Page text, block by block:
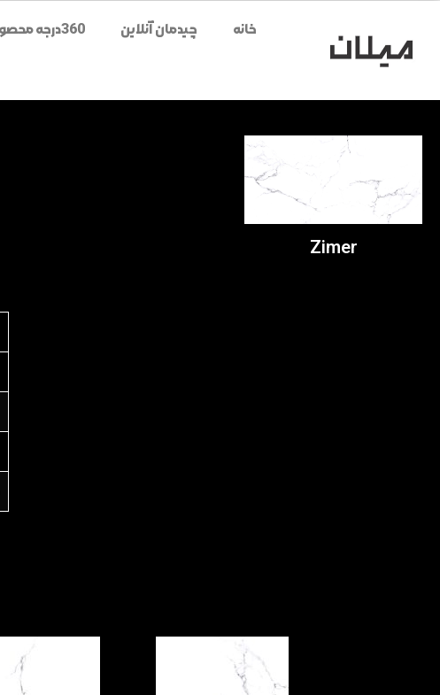
خانه چیدمان آنلاین 360درجه محصولات
Zimer